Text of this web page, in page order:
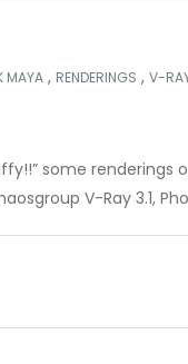
MAYA , RENDERINGS , V-
some renderings
V-Ray 3.1,